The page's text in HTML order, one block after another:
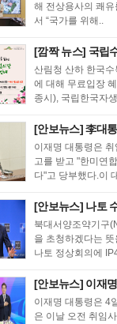
해 전상용사의 쾌
서 “국가를 위해..
[깜짝 뉴스] 국립
산림청 산하 한국
에 대해 무료입장
종시), 국립한국자
[안보뉴스] 李대
이재명 대통령은
고를 받고 "한미연
다"고 당부했다.이
[안보뉴스] 나토
북대서양조약기구
을 초청하겠다는
나토 정상회의에
[안보뉴스] 이재
이재명 대통령은 4
은 이날 오전 취임